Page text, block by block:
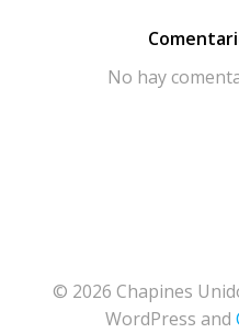
No hay
© 2026 Chapines
WordPress and